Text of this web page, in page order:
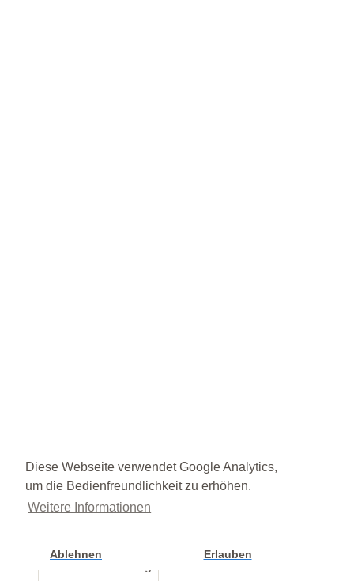
Diese Webseite verwendet Google Analytics,
um die Bedienfreundlichkeit zu erhöhen.
Weitere Informationen
Ablehnen Erlauben